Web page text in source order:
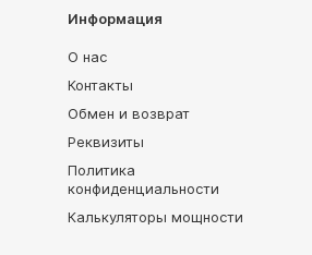
Информация
О нас
Контакты
Обмен и возврат
Реквизиты
Политика
конфиденциальности
Калькуляторы мощности